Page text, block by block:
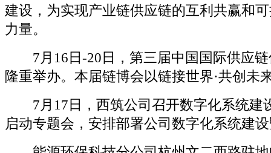
建设，为实现产业链供应链的互利共赢和
力量。
7月16日-20日，第三届中国国际供应链
隆重举办。本届链博会以链接世界·共创未
7月17日，西筑公司召开数字化系统建
启动专题会，安排部署公司数字化系统建